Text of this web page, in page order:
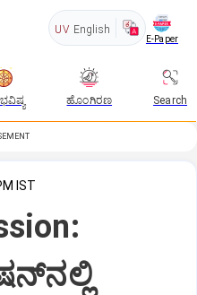
UV English
E-Paper
ಹೊಂಗಿರಣ Search
IST